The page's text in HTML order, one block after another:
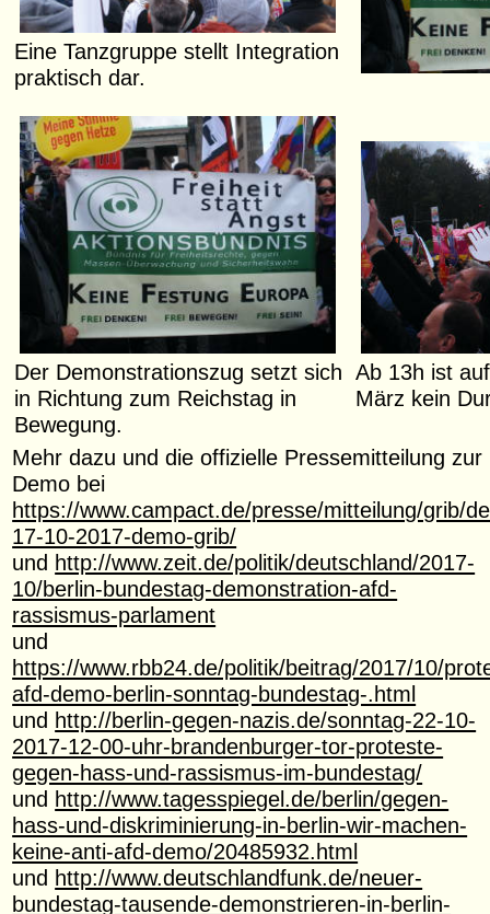
Eine Tanzgruppe stellt Integration
praktisch dar.
Der Demonstrationszug setzt sich
in Richtung zum Reichstag in
Bewegung.
Ab 13h ist
März kein
Mehr dazu und die offizielle Pressemitteilung zur
Demo bei
https://www.campact.de/presse/mitteilung/grib/
17-10-2017-demo-grib/
und http://www.zeit.de/politik/deutschland/2017-
10/berlin-bundestag-demonstration-afd-
rassismus-parlament
und
https://www.rbb24.de/politik/beitrag/2017/10/
afd-demo-berlin-sonntag-bundestag-.html
und http://berlin-gegen-nazis.de/sonntag-22-10-
2017-12-00-uhr-brandenburger-tor-proteste-
gegen-hass-und-rassismus-im-bundestag/
und http://www.tagesspiegel.de/berlin/gegen-
hass-und-diskriminierung-in-berlin-wir-machen-
keine-anti-afd-demo/20485932.html
und http://www.deutschlandfunk.de/neuer-
bundestag-tausende-demonstrieren-in-berlin-